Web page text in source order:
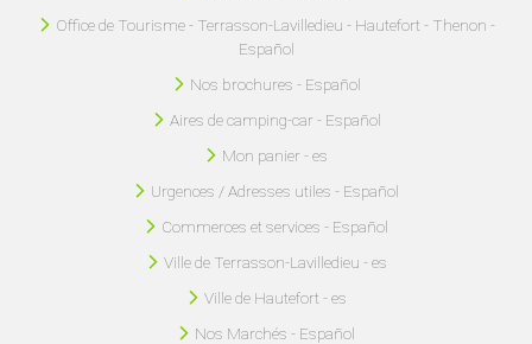
Office de Tourisme - Terrasson-Lavilledieu - Hautefort - Thenon -
Español
Nos brochures - Español
Aires de camping-car - Español
Mon panier - es
Urgences / Adresses utiles - Español
Commerces et services - Español
Ville de Terrasson-Lavilledieu - es
Ville de Hautefort - es
Nos Marchés - Español